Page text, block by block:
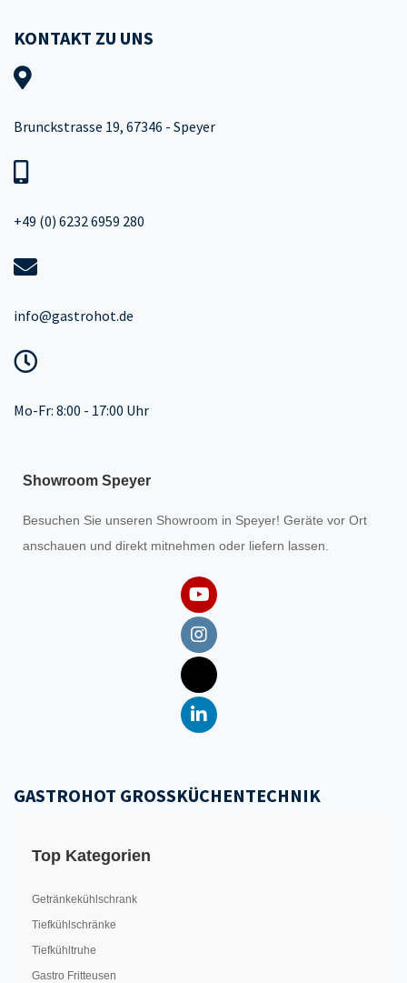
KONTAKT ZU UNS
Brunckstrasse 19, 67346 - Speyer
+49 (0) 6232 6959 280
info@gastrohot.de
Mo-Fr: 8:00 - 17:00 Uhr
Showroom Speyer
Besuchen Sie unseren Showroom in Speyer! Geräte vor Ort
anschauen und direkt mitnehmen oder liefern lassen.
GASTROHOT GROSSKÜCHENTECHNIK
Top Kategorien
Getränkekühlschrank
Tiefkühlschränke
Tiefkühltruhe
Gastro Fritteusen